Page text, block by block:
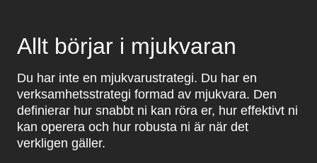
Allt börjar i mjukvaran
Du har inte en mjukvarustrategi. Du har en
verksamhetsstrategi formad av mjukvara. Den
definierar hur snabbt ni kan röra er, hur effektivt ni
kan operera och hur robusta ni är när det
verkligen gäller.